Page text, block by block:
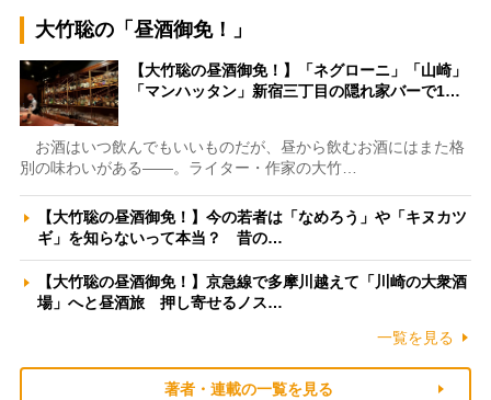
大竹聡の「昼酒御免！」
【大竹聡の昼酒御免！】「ネグローニ」「山崎」
「マンハッタン」新宿三丁目の隠れ家バーで1…
お酒はいつ飲んでもいいものだが、昼から飲むお酒にはまた格
別の味わいがある――。ライター・作家の大竹…
【大竹聡の昼酒御免！】今の若者は「なめろう」や「キヌカツ
ギ」を知らないって本当？ 昔の…
【大竹聡の昼酒御免！】京急線で多摩川越えて「川崎の大衆酒
場」へと昼酒旅 押し寄せるノス…
一覧を見る
著者・連載の一覧を見る